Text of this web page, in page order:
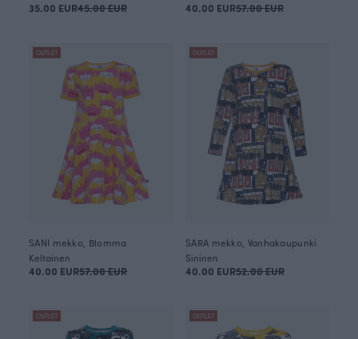
35.00 EUR45.00 EUR 40.00 EUR57.00 EUR
OUTLET
SANI mekko, Blomma
Keltainen
40.00 EUR57.00 EUR
OUTLET
SARA mekko, Vanhakaupunki
Sininen
40.00 EUR52.00 EUR
OUTLET OUTLET